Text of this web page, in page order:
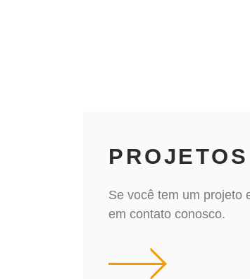
PROJETOS
Se você tem um projeto
em contato conosco.